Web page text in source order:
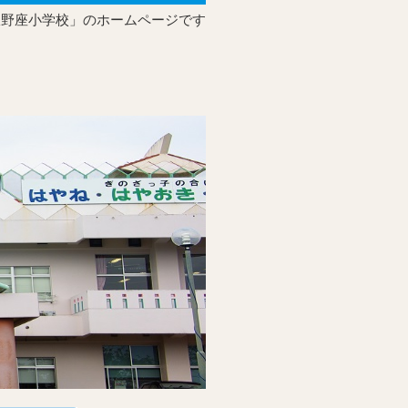
座小学校」のホームページです